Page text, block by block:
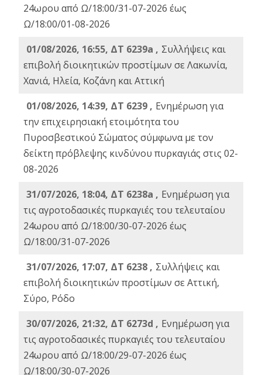
24ωρου από Ω/18:00/31-07-2026 έως
Ω/18:00/01-08-2026
01/08/2026, 16:55, ΔΤ 6239a , Συλλήψεις και
επιβολή διοικητικών προστίμων σε Λακωνία,
Χανιά, Ηλεία, Κοζάνη και Αττική
01/08/2026, 14:39, ΔΤ 6239 , Ενημέρωση για
την επιχειρησιακή ετοιμότητα του
Πυροσβεστικού Σώματος σύμφωνα με τον
δείκτη πρόβλεψης κινδύνου πυρκαγιάς στις 02-
08-2026
31/07/2026, 18:04, ΔΤ 6238a , Ενημέρωση για
τις αγροτοδασικές πυρκαγιές του τελευταίου
24ωρου από Ω/18:00/30-07-2026 έως
Ω/18:00/31-07-2026
31/07/2026, 17:07, ΔΤ 6238 , Συλλήψεις και
επιβολή διοικητικών προστίμων σε Αττική,
Σύρο, Ρόδο
30/07/2026, 21:32, ΔΤ 6273d , Ενημέρωση για
τις αγροτοδασικές πυρκαγιές του τελευταίου
24ωρου από Ω/18:00/29-07-2026 έως
Ω/18:00/30-07-2026